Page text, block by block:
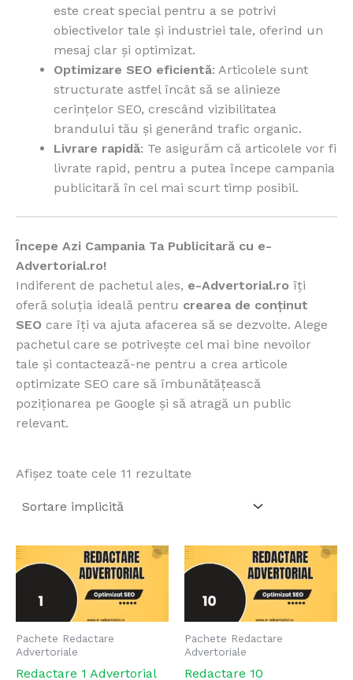
este creat special pentru a se potrivi
obiectivelor tale și industriei tale, oferind un
mesaj clar și optimizat.
Optimizare SEO eficientă: Articolele sunt
structurate astfel încât să se alinieze
cerințelor SEO, crescând vizibilitatea
brandului tău și generând trafic organic.
Livrare rapidă: Te asigurăm că articolele vor fi
livrate rapid, pentru a putea începe campania
publicitară în cel mai scurt timp posibil.
Începe Azi Campania Ta Publicitară cu e-
Advertorial.ro!
Indiferent de pachetul ales, e-Advertorial.ro îți
oferă soluția ideală pentru crearea de conținut
SEO care îți va ajuta afacerea să se dezvolte. Alege
pachetul care se potrivește cel mai bine nevoilor
tale și contactează-ne pentru a crea articole
optimizate SEO care să îmbunătățească
poziționarea pe Google și să atragă un public
relevant.
Afișez toate cele 11 rezultate
Pachete Redactare
Advertoriale
Redactare 1 Advertorial
Pachete Redactare
Advertoriale
Redactare 10